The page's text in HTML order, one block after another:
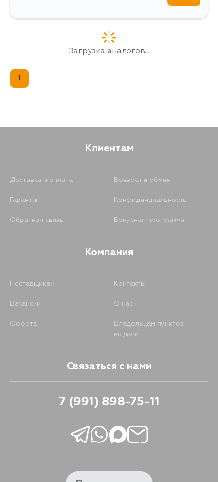
Загрузка аналогов...
1
Клиентам
Доставка и оплата Возврат и обмен
Гарантия Конфиденциальность
Обратная связь Бонусная программа
Компания
Поставщикам Контакты
Вакансии О нас
Оферта
Владельцам пунктов
выдачи
Связаться с нами
7 (991) 898-75-11